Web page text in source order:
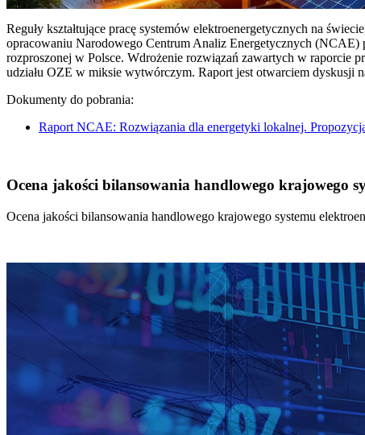
Reguły kształtujące pracę systemów elektroenergetycznych na
opracowaniu Narodowego Centrum Analiz Energetycznych
rozproszonej w Polsce. Wdrożenie rozwiązań zawartych w raporcie
udziału OZE w miksie wytwórczym. Raport jest otwarciem dyskusji
Dokumenty do pobrania:
Raport NCAE: Rozwiązania dla energetyki lokalnej.
Ocena jakości bilansowania handlowego krajowego
Ocena jakości bilansowania handlowego krajowego systemu